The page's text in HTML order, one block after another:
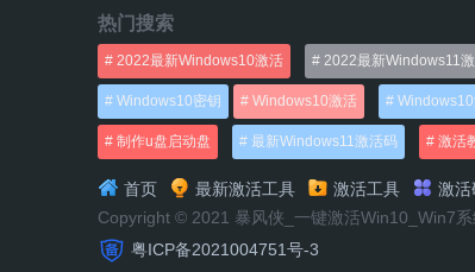
热门搜索
2022最新Windows10激活 2022最新Windows11
Windows10密钥 Windows10激活
制作u盘启动盘 最新Windows11激活码 激活
首页 最新激活工具 激活工具 激活
Copyright © 2021 暴风侠_一键激活Win10_Win7
粤ICP备2021004751号-3